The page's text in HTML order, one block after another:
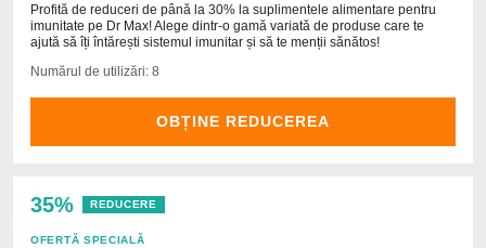
Profită de reduceri de până la 30% la suplimentele alimentare pentru
imunitate pe Dr Max! Alege dintr-o gamă variată de produse care te
ajută să îți întărești sistemul imunitar și să te menții sănătos!
Numărul de utilizări: 8
OBȚINE REDUCEREA
35% REDUCERE
OFERTĂ SPECIALĂ